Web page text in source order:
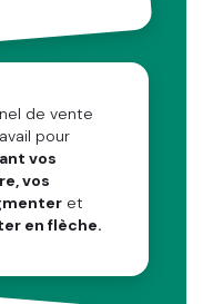
de vente
pour
vos
vos
et
en flèche.